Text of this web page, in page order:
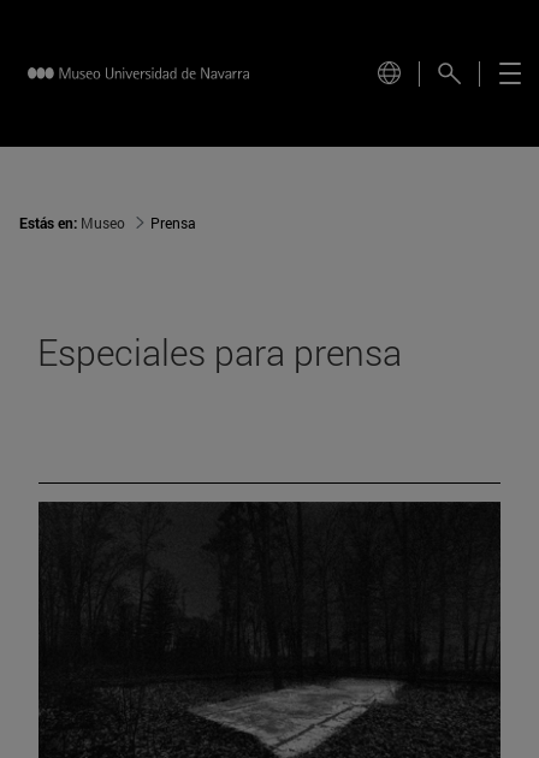
Estás en: Museo Prensa
Especiales para prensa